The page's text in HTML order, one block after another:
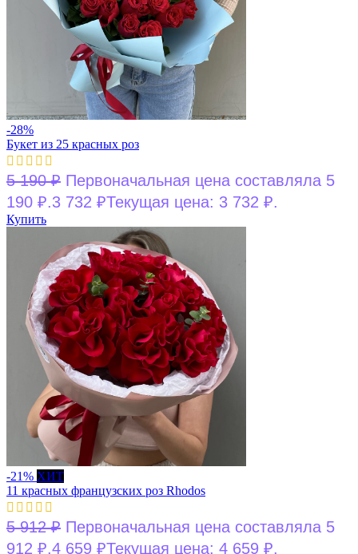
-28%
Букет из 25 красных роз
5 190₽ Первоначальная цена составляла 5
190 ₽.3 732 ₽Текущая цена: 3 732 ₽.
Купить
-21% ХИТ
11 красных французских роз Rhodos
5 912₽ Первоначальная цена составляла 5
912 ₽.4 659 ₽Текущая цена: 4 659 ₽.